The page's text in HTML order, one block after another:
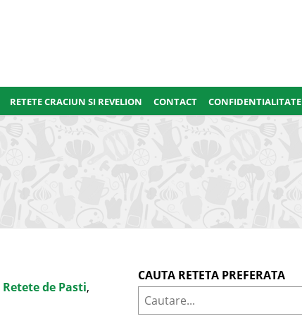
RETETE CRACIUN SI REVELION CONTACT CONFIDENTIALITATE
Retete de Pasti,
CAUTA RETETA PREFERATA